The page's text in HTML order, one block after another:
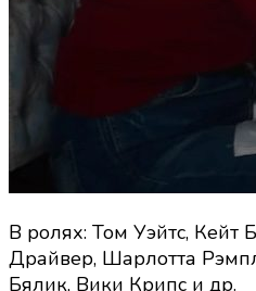
В ролях: Том Уэйтс, Кейт
Драйвер, Шарлотта
Бялик, Вики Крипс и др.